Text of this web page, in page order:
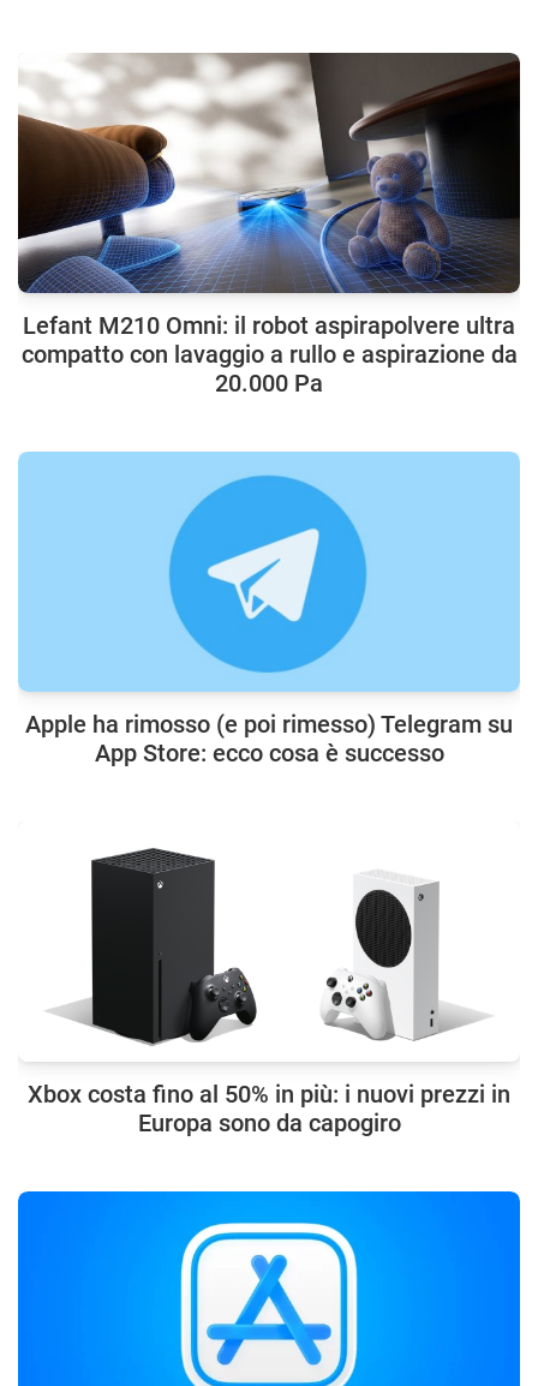
Lefant M210 Omni: il robot aspirapolvere ultra
compatto con lavaggio a rullo e aspirazione da
20.000 Pa
Apple ha rimosso (e poi rimesso) Telegram su
App Store: ecco cosa è successo
Xbox costa fino al 50% in più: i nuovi prezzi in
Europa sono da capogiro